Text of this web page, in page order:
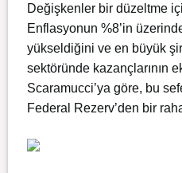
Değişkenler bir düzeltme
Enflasyonun %8’in
yükseldiğini ve en büyük
sektöründe kazançlarının
Scaramucci’ya göre, bu
Federal Rezerv’den bir